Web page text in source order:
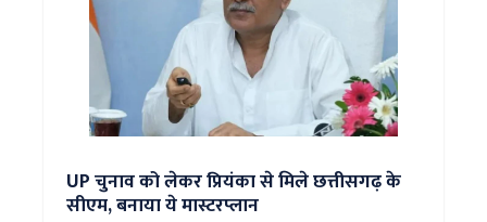
UP चुनाव को लेकर प्रियंका से मिले छत्तीसगढ़ के
सीएम, बनाया ये मास्टरप्लान